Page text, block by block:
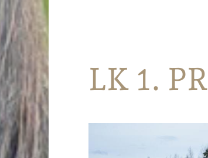
Parkanon Ratsastajat
LK 1.